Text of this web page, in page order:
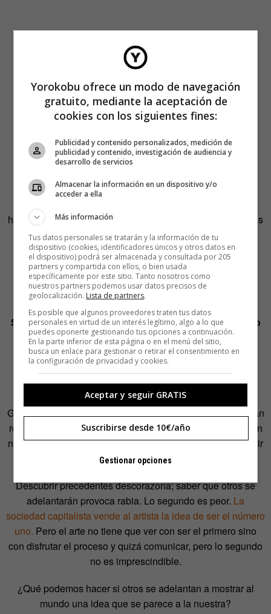
historias similares a los guionistas. Hay tragedias históricas
que marcan a millones personas.Los creadores nos
nutrimos del mundo… ¿cómo conseguimos una idea
verdaderamente original?No creamos de la nada. No
somos dioses. Como mucho, demiurgos que intentamos
ordenar el caos que conocemos.
Si una idea nos parece original quizá se deba a que no
ha sido poco explotada.¿Quién no ha descubierto, con
enorme frustración, que hace años circula una película o
novela similar a NUESTRA GRAN IDEA…? Es el
argumento de una vieja película que nos recomienda
alguien o una sinopsis de Netflix PORQUE VISTE… TE
GUSTARÁ… ¿No demuestra esto que todas las ideas están
relacionadas? Por supuesto, pero nuestra primera reacción
no es lógica, ¡somos personas, por Dios! Queremos destruir
el portátil.
Descubrir precedentes descorazona; saber que otros se
adelantarán provoca rabia. Lo segundo es peor. La
sociedad capitalista vende al artista la idea de ser el número
uno. Pero el arte no tiene que ver con ser el primero sino
con disfrutar el proceso y quizá comunicar, pero lo segundo
no es imprescindible.
¿Qué podemos hacer si otros se adelantan a mostrar al
mundo una idea que se parece a la nuestra?
Yorokobu ofrece un modo de navegación
gratuito, mediante la aceptación de
cookies con los siguientes fines:
Publicidad y contenido personalizados, medición de
publicidad y contenido, investigación de audiencia y
desarrollo de servicios
Almacenar la información en un dispositivo y/o
acceder a ella
Más información
Tus datos personales se tratarán y la información de tu
dispositivo (cookies, identificadores únicos y otros datos en
el dispositivo) podrá ser almacenada y consultada por 205
partners y compartida con ellos, o bien usada
específicamente por este sitio. Tanto nosotros como
nuestros partners podemos usar datos precisos de
geolocalización. Lista de partners.
Es posible que algunos proveedores traten tus datos
personales en virtud de un interés legítimo, algo a lo que
puedes oponerte gestionando tus opciones a continuación.
En la parte inferior de esta página o en el menú del sitio,
busca un enlace para gestionar o retirar el consentimiento en
la configuración de privacidad y cookies.
Aceptar y seguir GRATIS
Suscribirse desde 10€/año
Gestionar opciones